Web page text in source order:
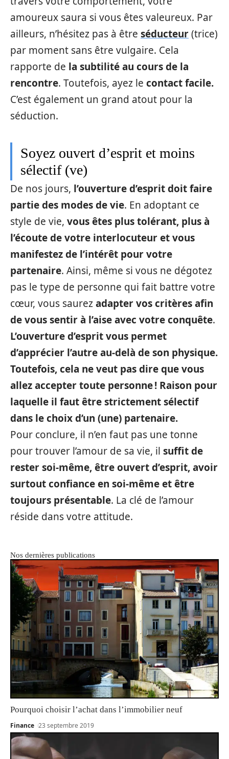
amoureux saura si vous êtes valeureux. Par
ailleurs, n’hésitez pas à être séducteur(trice)
par moment sans être vulgaire. Cela
rapporte de la subtilité au cours de la
rencontre. Toutefois, ayez le contact facile.
C’est également un grand atout pour la
séduction.
Soyez ouvert d’esprit et moins
sélectif (ve)
De nos jours, l’ouverture d’esprit doit faire
partie des modes de vie. En adoptant ce
style de vie, vous êtes plus tolérant, plus à
l’écoute de votre interlocuteur et vous
manifestez de l’intérêt pour votre
partenaire. Ainsi, même si vous ne dégotez
pas le type de personne qui fait battre votre
cœur, vous saurezadapter vos critères afin
de vous sentir à l’aise avec votre conquête.
L’ouverture d’esprit vous permet
d’apprécier l’autre au-delà de son physique.
Toutefois, cela ne veut pas dire que vous
allez accepter toute personne! Raison pour
laquelle il faut être strictement sélectif
dans le choix d’un (une) partenaire.
Pour conclure, il n’en faut pas une tonne
pour trouver l’amour de sa vie, il suffit de
rester soi-même, être ouvert d’esprit, avoir
surtout confiance en soi-même et être
toujours présentable. La clé de l’amour
réside dans votre attitude.
Nos dernières publications
Pourquoi choisir l’achat dans l’immobilier neuf
Finance 23 septembre 2019